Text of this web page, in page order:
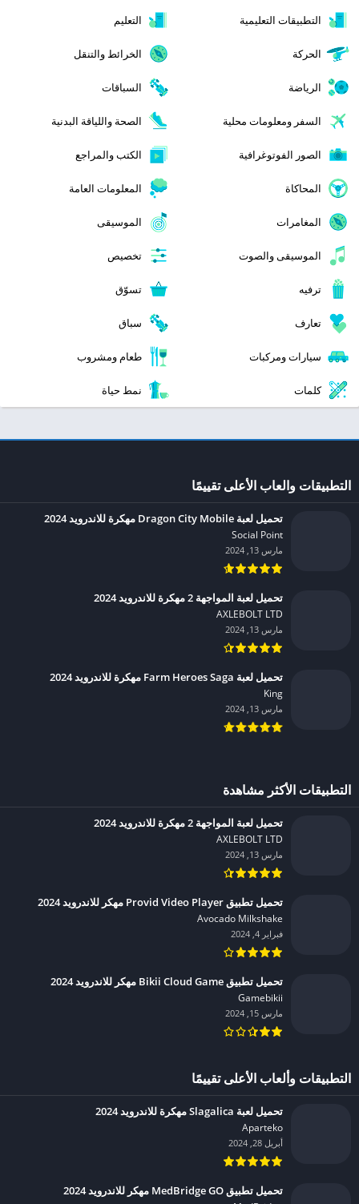
التطبيقات التعليمية التعليم
الحركة الخرائط والتنقل
الرياضة السباقات
السفر ومعلومات محلية الصحة واللياقة البدنية
الصور الفوتوغرافية الكتب والمراجع
المحاكاة المعلومات العامة
المغامرات الموسيقى
الموسيقى والصوت تخصيص
ترفيه تسوّق
تعارف سباق
سيارات ومركبات طعام ومشروب
كلمات نمط حياة
التطبيقات والعاب الأعلى تقييمًا
تحميل لعبة Dragon City Mobile مهكرة للاندرويد 2024
Social Point‏
مارس 13, 2024
تحميل لعبة المواجهة 2 مهكرة للاندرويد 2024
AXLEBOLT LTD‏
مارس 13, 2024
تحميل لعبة Farm Heroes Saga مهكرة للاندرويد 2024
King‏
مارس 13, 2024
التطبيقات الأكثر مشاهدة
تحميل لعبة المواجهة 2 مهكرة للاندرويد 2024
AXLEBOLT LTD‏
مارس 13, 2024
تحميل تطبيق Provid Video Player مهكر للاندرويد 2024
Avocado Milkshake‏
فبراير 4, 2024
تحميل تطبيق Bikii Cloud Game مهكر للاندرويد 2024
Gamebikii‏
مارس 15, 2024
التطبيقات وألعاب الأعلى تقييمًا
تحميل لعبة Slagalica مهكرة للاندرويد 2024
Aparteko‏
أبريل 28, 2024
تحميل تطبيق MedBridge GO مهكر للاندرويد 2024